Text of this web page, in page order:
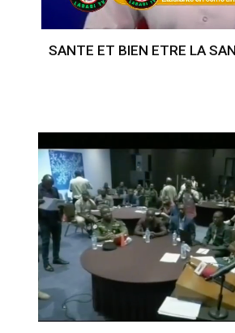
SANTE ET BIEN ETRE LA